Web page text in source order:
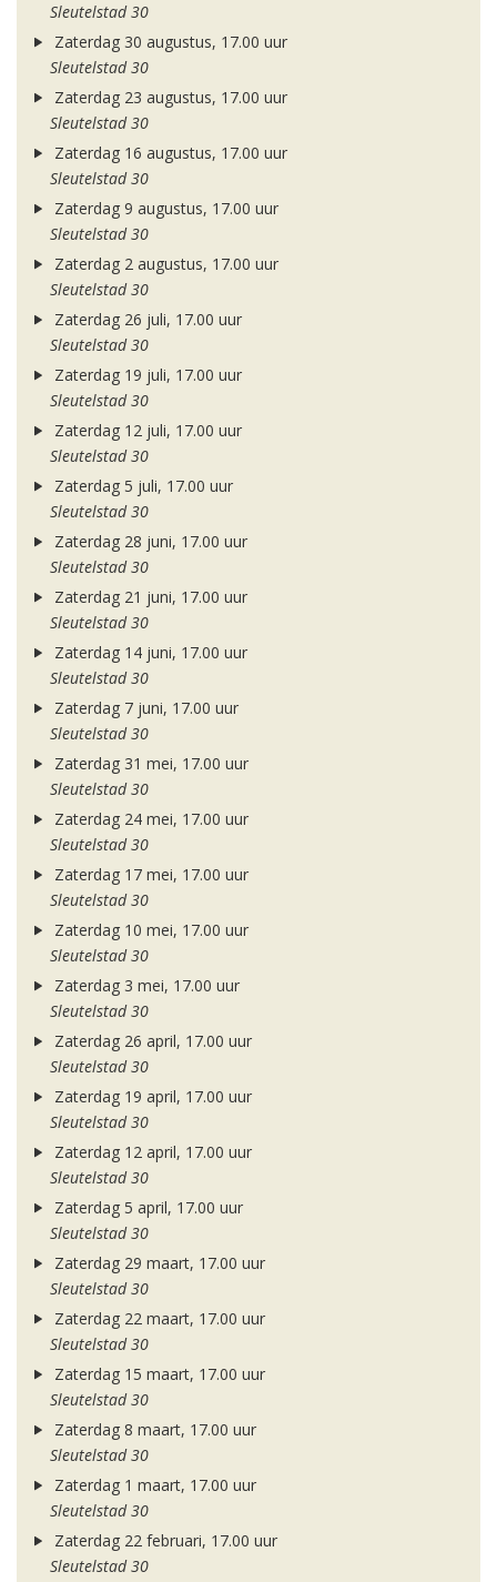
Sleutelstad 30
Zaterdag 30 augustus, 17.00 uur
Sleutelstad 30
Zaterdag 23 augustus, 17.00 uur
Sleutelstad 30
Zaterdag 16 augustus, 17.00 uur
Sleutelstad 30
Zaterdag 9 augustus, 17.00 uur
Sleutelstad 30
Zaterdag 2 augustus, 17.00 uur
Sleutelstad 30
Zaterdag 26 juli, 17.00 uur
Sleutelstad 30
Zaterdag 19 juli, 17.00 uur
Sleutelstad 30
Zaterdag 12 juli, 17.00 uur
Sleutelstad 30
Zaterdag 5 juli, 17.00 uur
Sleutelstad 30
Zaterdag 28 juni, 17.00 uur
Sleutelstad 30
Zaterdag 21 juni, 17.00 uur
Sleutelstad 30
Zaterdag 14 juni, 17.00 uur
Sleutelstad 30
Zaterdag 7 juni, 17.00 uur
Sleutelstad 30
Zaterdag 31 mei, 17.00 uur
Sleutelstad 30
Zaterdag 24 mei, 17.00 uur
Sleutelstad 30
Zaterdag 17 mei, 17.00 uur
Sleutelstad 30
Zaterdag 10 mei, 17.00 uur
Sleutelstad 30
Zaterdag 3 mei, 17.00 uur
Sleutelstad 30
Zaterdag 26 april, 17.00 uur
Sleutelstad 30
Zaterdag 19 april, 17.00 uur
Sleutelstad 30
Zaterdag 12 april, 17.00 uur
Sleutelstad 30
Zaterdag 5 april, 17.00 uur
Sleutelstad 30
Zaterdag 29 maart, 17.00 uur
Sleutelstad 30
Zaterdag 22 maart, 17.00 uur
Sleutelstad 30
Zaterdag 15 maart, 17.00 uur
Sleutelstad 30
Zaterdag 8 maart, 17.00 uur
Sleutelstad 30
Zaterdag 1 maart, 17.00 uur
Sleutelstad 30
Zaterdag 22 februari, 17.00 uur
Sleutelstad 30